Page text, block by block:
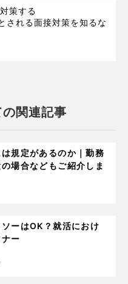
策する
される面接対策を知るな
関連記事
規定があるのか｜勤務
場合などもご紹介しま
ーはOK？就活におけ
ー